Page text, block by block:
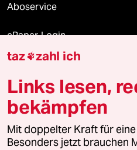
Aboservice
ePaper Login
Downloads für Abonnierende
© 2026 taz Verlags und
Alle Rechte vorbehalten. Bei
wenden Sie sich bitte an
taz zahl ich
Links lesen,
bekämpfen
Mit doppelter Kraft für
Besonders jetzt brauchen